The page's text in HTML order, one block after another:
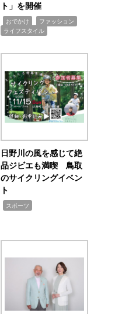
ト」を開催
おでかけ ファッション
ライフスタイル
日野川の風を感じて絶
品ジビエも満喫 鳥取
のサイクリングイベン
ト
スポーツ